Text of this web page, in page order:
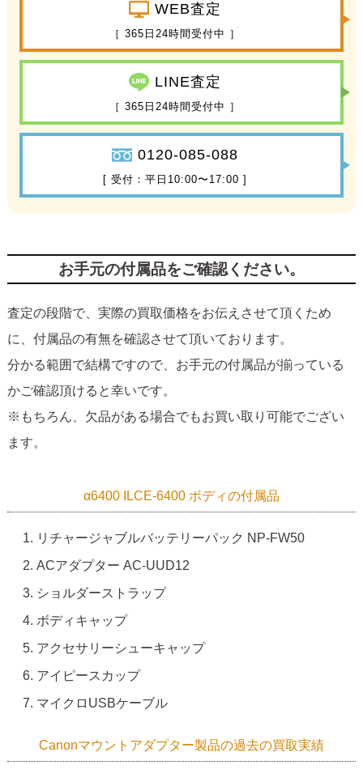
WEB査定
［ 365日24時間受付中 ］
LINE査定
［ 365日24時間受付中 ］
0120-085-088
[ 受付：平日10:00〜17:00 ]
お手元の付属品をご確認ください。
査定の段階で、実際の買取価格をお伝えさせて頂くため
に、付属品の有無を確認させて頂いております。
分かる範囲で結構ですので、お手元の付属品が揃っている
かご確認頂けると幸いです。
※もちろん、欠品がある場合でもお買い取り可能でござい
ます。
α6400 ILCE-6400 ボディの付属品
リチャージャブルバッテリーパック NP-FW50
ACアダプター AC-UUD12
ショルダーストラップ
ボディキャップ
アクセサリーシューキャップ
アイピースカップ
マイクロUSBケーブル
Canonマウントアダプター製品の過去の買取実績